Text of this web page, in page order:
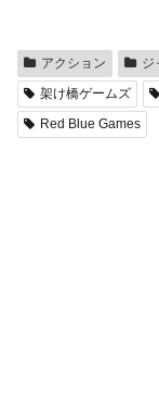
アクション ジ
架け橋ゲームズ
Red Blue Games